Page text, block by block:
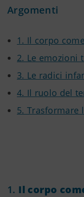
Argomenti
1. Il corpo
2. Le emozioni
3. Le radici
4. Il ruolo del
5. Trasformare
1. Il corpo